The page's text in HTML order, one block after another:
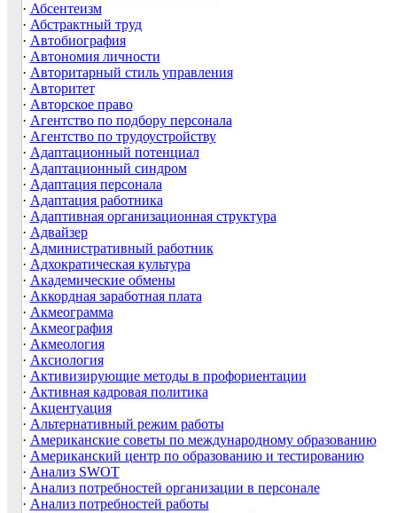
· Абсентеизм
· Абстрактный труд
· Автобиография
· Автономия личности
· Авторитарный стиль управления
· Авторитет
· Авторское право
· Агентство по подбору персонала
· Агентство по трудоустройству
· Адаптационный потенциал
· Адаптационный синдром
· Адаптация персонала
· Адаптация работника
· Адаптивная организационная структура
· Адвайзер
· Административный работник
· Адхократическая культура
· Академические обмены
· Аккордная заработная плата
· Акмеограмма
· Акмеография
· Акмеология
· Аксиология
· Активизирующие методы в профориентации
· Активная кадровая политика
· Акцентуация
· Альтернативный режим работы
· Американские советы по международному образованию
· Американский центр по образованию и тестированию
· Анализ SWOT
· Анализ потребностей организации в персонале
· Анализ потребностей работы